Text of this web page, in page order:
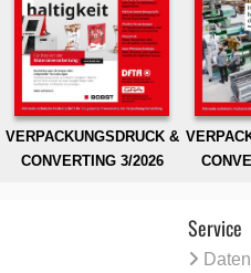
VERPACKUNGSDRUCK &
CONVERTING 3/2026
Service